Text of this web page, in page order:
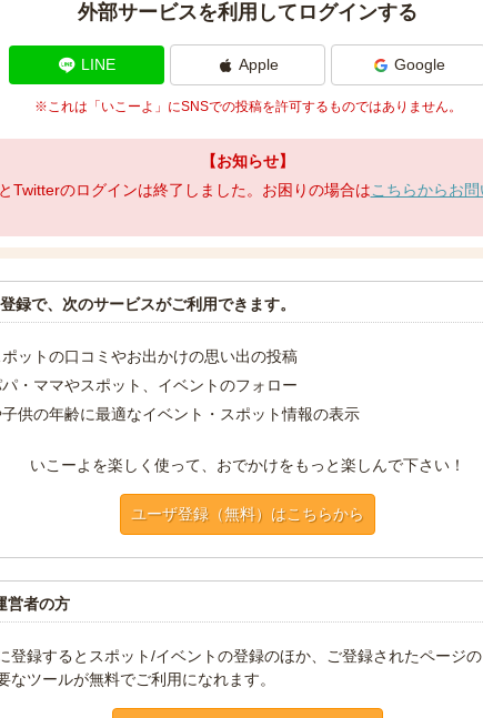
外部サービスを利用してログインする
LINE Apple Google
※これは「いこーよ」にSNSでの投稿を許可するものではありません。
【お知らせ】
Twitterのログインは終了しました。お困りの場合はこちらからお
録で、次のサービスがご利用できます。
ットの口コミやお出かけの思い出の投稿
・ママやスポット、イベントのフォロー
供の年齢に最適なイベント・スポット情報の表示
いこーよを楽しく使って、おでかけをもっと楽しんで下さい！
ユーザ登録（無料）はこちらから
営者の方
登録するとスポット/イベントの登録のほか、ご登録されたページ
なツールが無料でご利用になれます。